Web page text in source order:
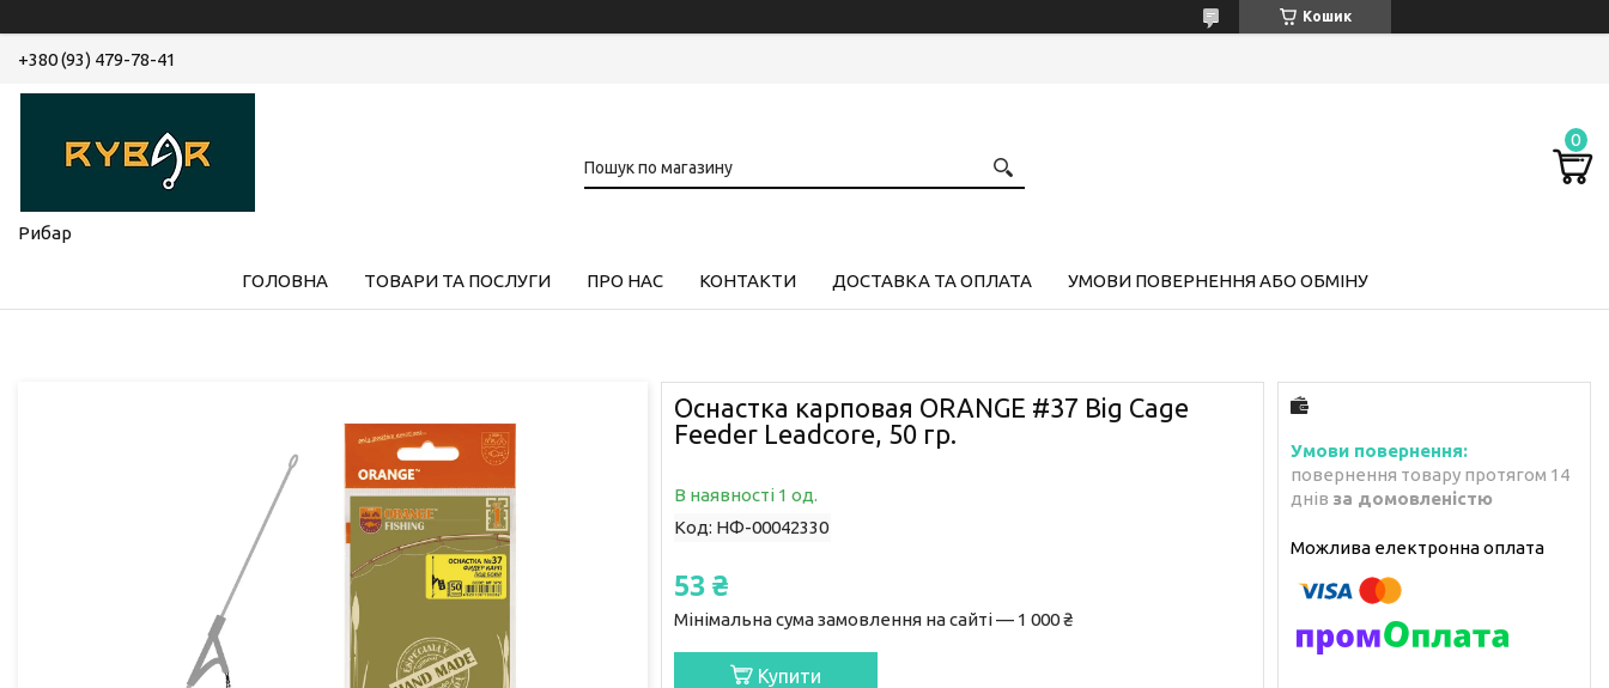
Кошик
+380 (93) 479-78-41
Рибар
ГОЛОВНА ТОВАРИ ТА ПОСЛУГИ ПРО НАС КОНТАКТИ ДОСТАВКА ТА ОПЛАТА УМОВИ ПОВЕРНЕННЯ АБО ОБМІНУ
Оснастка карповая ORANGE #37 Big Cage
Feeder Leadcore, 50 гр.
В наявності 1 од.
Код: НФ-00042330
53 ₴
Мінімальна сума замовлення на сайті — 1 000 ₴
Купити
повернення товару протягом 14
днів за домовленістю